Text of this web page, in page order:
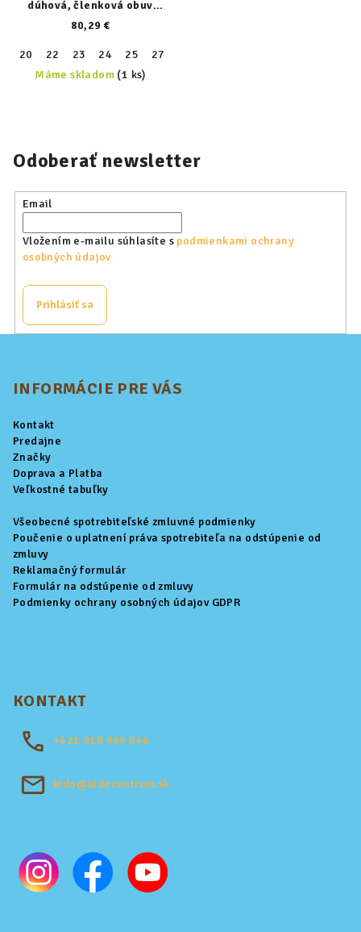
dúhová, členková obuv
19011-140-normal
80,29 €
20 22 23 24 25
27
Máme skladom (1 ks)
Odoberať newsletter
Email
Vložením e-mailu súhlasíte s podmienkami ochrany
osobných údajov
Prihlásiť sa
INFORMÁCIE PRE VÁS
Kontakt
Predajne
Značky
Doprava a Platba
Veľkostné tabuľky
Všeobecné spotrebiteľské zmluvné podmienky
Poučenie o uplatnení práva spotrebiteľa na odstúpenie od
zmluvy
Reklamačný formulár
Formulár na odstúpenie od zmluvy
Podmienky ochrany osobných údajov GDPR
KONTAKT
+421 918 969 846
kido@kidocentrum.sk